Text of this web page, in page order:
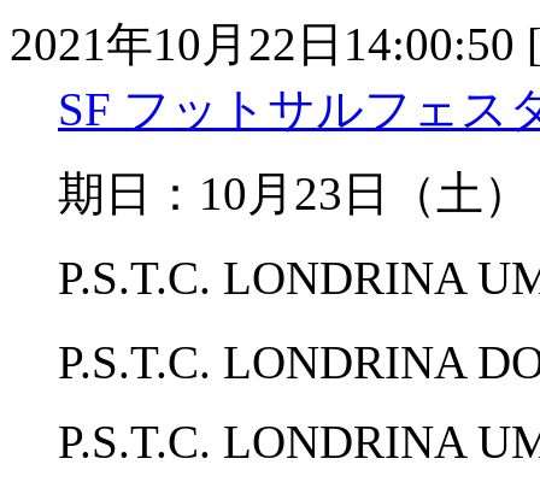
2021年10月22日14:00:50
SF フットサルフェス
期日：10月23日（
P.S.T.C. LONDRINA
P.S.T.C. LONDRINA
P.S.T.C. LONDRINA